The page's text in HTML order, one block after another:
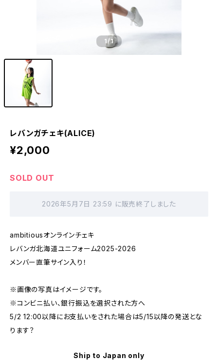
1/1
レバンガチェキ(ALICE)
¥2,000
SOLD OUT
2026年5月7日 23:59 に販売終了しました
ambitiousオンラインチェキ
レバンガ北海道ユニフォーム2025-2026
メンバー直筆サイン入り！
※画像の写真はイメージです。
※コンビニ払い、銀行振込を選択された方へ
5/2 12:00以降にお支払いをされた場合は5/15以降の発送とな
ります？
Ship to Japan only